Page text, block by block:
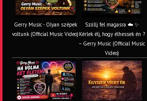
Gerry Music - Olyan szépek
voltunk (Official Music Video)
Szállj fel magasra ☁️ ✨
Kérlek élj, hogy élhessek én ?
– Gerry Music (Official Music
Video)